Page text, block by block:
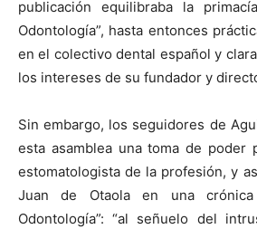
publicación equilibraba la
Odontología”, hasta entonces
en el colectivo dental español y
los intereses de su fundador y
Sin embargo, los seguidores de
esta asamblea una toma de poder
estomatologista de la profesión, y
Juan de Otaola en una
Odontología”: “al señuelo del